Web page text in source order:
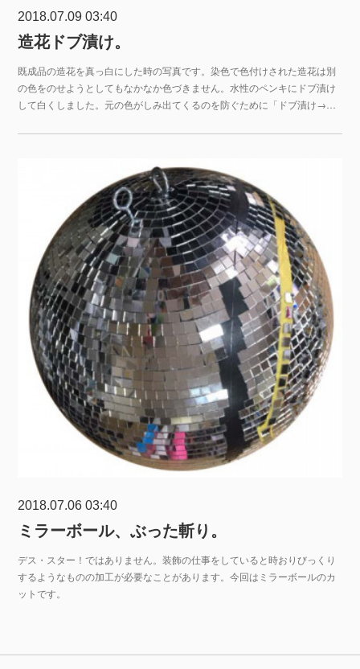
2018.07.09 03:40
造花ドブ漬け。
既成品の造花を真っ白にした時の写真です。染色で色付けされた造花は別
の色をのせようとしてもなかなか色づきません。水性のペンキにドブ漬け
して白くしました。元の色がしみ出てくるのを防ぐために「ドブ漬け→…
2018.07.06 03:40
ミラーボール、ぶった斬り。
デス・スター！ではありません。装飾の仕事をしていると時おりびっくり
するようなものの加工が必要なことがあります。今回はミラーボールのカ
ットです。